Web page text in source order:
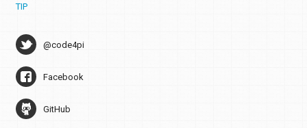
TIP
@code4pi
Facebook
GitHub